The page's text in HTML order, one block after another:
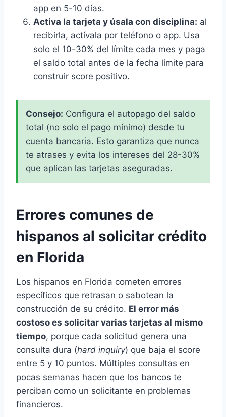
app en 5-10 días.
Activa la tarjeta y úsala con disciplina: al
recibirla, actívala por teléfono o app. Usa
solo el 10-30% del límite cada mes y paga
el saldo total antes de la fecha límite para
construir score positivo.
Consejo: Configura el autopago del saldo
total (no solo el pago mínimo) desde tu
cuenta bancaria. Esto garantiza que nunca
te atrases y evita los intereses del 28-30%
que aplican las tarjetas aseguradas.
Errores comunes de
hispanos al solicitar crédito
en Florida
Los hispanos en Florida cometen errores
específicos que retrasan o sabotean la
construcción de su crédito. El error más
costoso es solicitar varias tarjetas al mismo
tiempo, porque cada solicitud genera una
consulta dura (hard inquiry) que baja el score
entre 5 y 10 puntos. Múltiples consultas en
pocas semanas hacen que los bancos te
perciban como un solicitante en problemas
financieros.